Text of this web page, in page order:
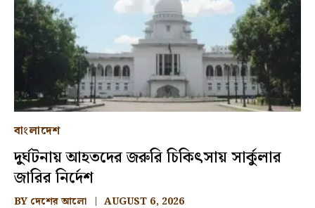
বাংলাদেশ
দুর্ঘটনায় আহতদের জরুরি চিকিৎসায় সার্কুলার
জারির নির্দেশ
BY দেশের আলো AUGUST 6, 2026